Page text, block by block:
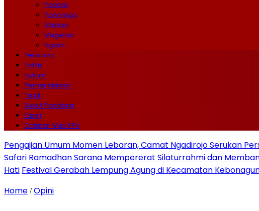
Pacitan
Ponorogo
Madiun
Magetan
Ngawi
Peristiwa
Politik
Hukum
Pemerintahan
Tajuk
Sudut Pandang
Opini
Catatan Mas KPU
Pengajian Umum Momen Lebaran, Camat Ngadirojo Serukan
Safari Ramadhan Sarana Mempererat Silaturrahmi dan
Hati Festival Gerabah Lempung Agung di Kecamatan
Home /Opini